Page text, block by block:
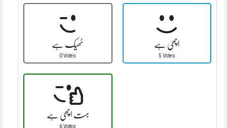
ٹھیک ہے
0 Votes
اچھی ہے
5 Votes
بہت اچھی ہے
6 Votes